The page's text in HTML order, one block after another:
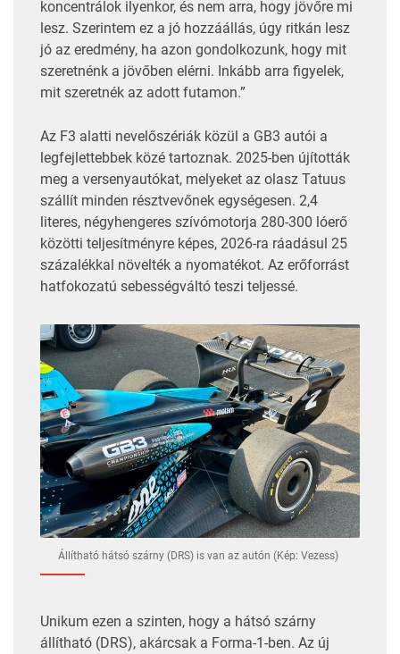
koncentrálok ilyenkor, és nem arra, hogy jövőre mi
lesz. Szerintem ez a jó hozzáállás, úgy ritkán lesz
jó az eredmény, ha azon gondolkozunk, hogy mit
szeretnénk a jövőben elérni. Inkább arra figyelek,
mit szeretnék az adott futamon.”
Az F3 alatti nevelőszériák közül a GB3 autói a
legfejlettebbek közé tartoznak. 2025-ben újították
meg a versenyautókat, melyeket az olasz Tatuus
szállít minden résztvevőnek egységesen. 2,4
literes, négyhengeres szívómotorja 280-300 lóerő
közötti teljesítményre képes, 2026-ra ráadásul 25
százalékkal növelték a nyomatékot. Az erőforrást
hatfokozatú sebességváltó teszi teljessé.
Állítható hátsó szárny (DRS) is van az autón (Kép: Vezess)
Unikum ezen a szinten, hogy a hátsó szárny
állítható (DRS), akárcsak a Forma-1-ben. Az új